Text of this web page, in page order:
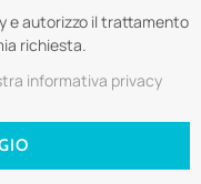
e autorizzo il trattamento
richiesta.
informativa privacy